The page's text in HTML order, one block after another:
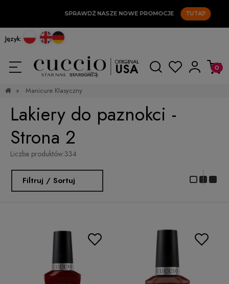
SPRAWDŹ NASZE NOWE PROMOCJE TUTAJ!
Język:
» Manicure Klasyczny
Lakiery do paznokci -
Strona 2
Liczba produktów:334
Filtruj / Sortuj